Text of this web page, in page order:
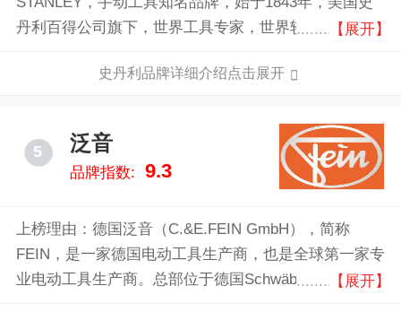
丹利百得公司旗下，世界工具专家，世界较大的紧固类
【展开】
史丹利品牌详细介绍点击展开
5 泛音
品牌指数: 9.3
上榜理由：德国泛音（C.&E.FEIN GmbH），简称
FEIN，是一家德国电动工具生产商，也是全球第一家专
业电动工具生产商。总部位于德国SchwäbischGmünd
【展开】